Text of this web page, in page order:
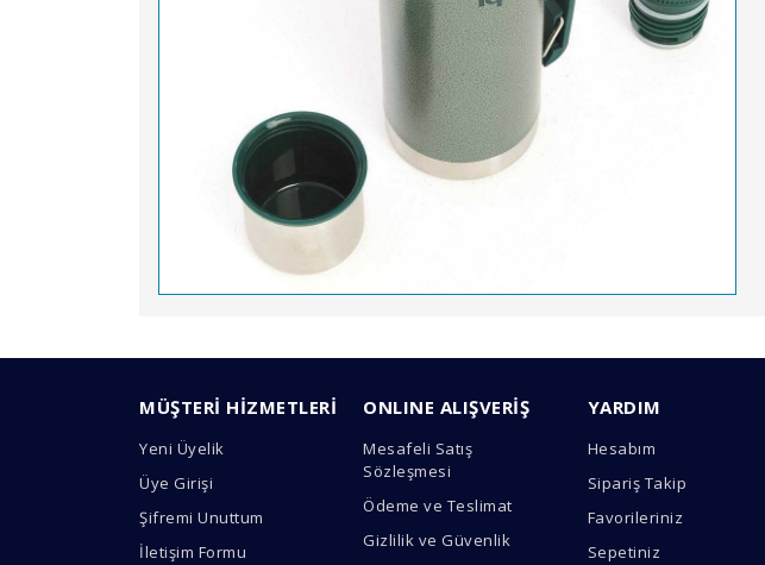
Ürün açıklamasında eksik bilgiler bulunuyor.
Ürün bilgilerinde hatalar bulunuyor.
Ürün fiyatı diğer sitelerden daha pahalı.
Bu ürüne benzer farklı alternatifler olmalı.
MÜŞTERİ HİZMETLERİ
Yeni Üyelik
Üye Girişi
Şifremi Unuttum
İletişim Formu
ONLINE ALIŞVERİŞ
Mesafeli Satış
Sözleşmesi
Ödeme ve Teslimat
Gizlilik ve Güvenlik
YARDIM
Hesabım
Sipariş Takip
Favorileriniz
Sepetiniz